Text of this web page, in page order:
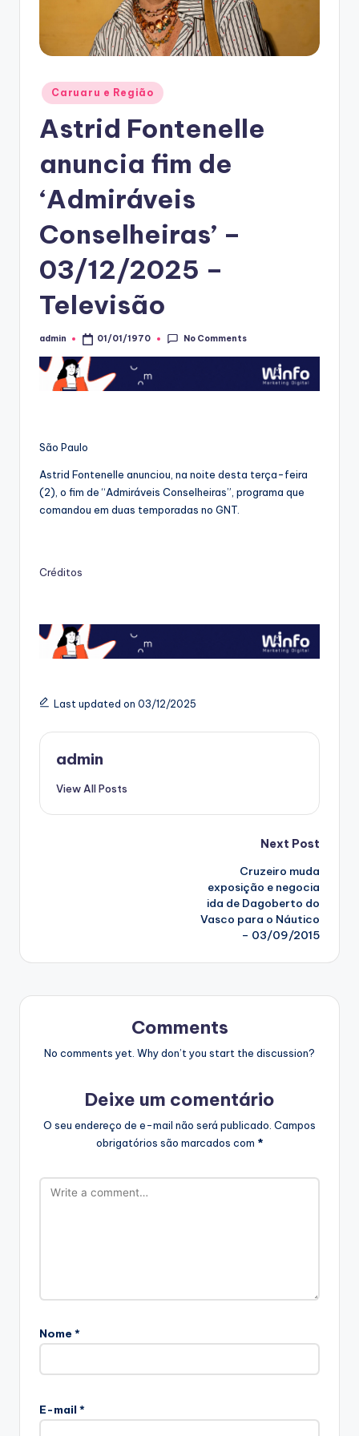
Posted
in
Caruaru e Região
Astrid Fontenelle
anuncia fim de
‘Admiráveis
Conselheiras’ –
03/12/2025 –
Televisão
Posted
admin 01/01/1970 No Comments
São Paulo
Astrid Fontenelle anunciou, na noite desta terça-feira
(2), o fim de “Admiráveis Conselheiras”, programa que
comandou em duas temporadas no GNT.
Créditos
Last updated on 03/12/2025
admin
View All Posts
Next Post
Cruzeiro muda
exposição e negocia
ida de Dagoberto do
Vasco para o Náutico
– 03/09/2015
Comments
No comments yet. Why don’t you start the discussion?
Deixe um comentário
O seu endereço de e-mail não será publicado. Campos
obrigatórios são marcados com *
Nome *
E-mail *